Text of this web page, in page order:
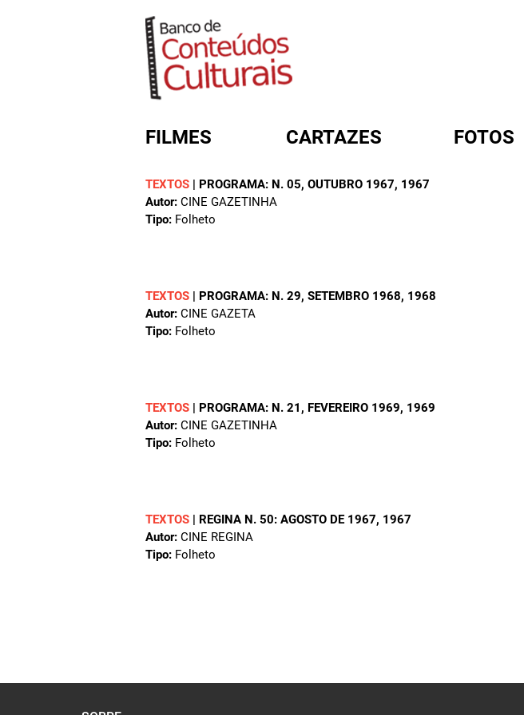
FILMES CARTAZES FOTOS
TEXTOS | PROGRAMA: N. 05, OUTUBRO 1967, 1967
Autor: CINE GAZETINHA
Tipo: Folheto
TEXTOS | PROGRAMA: N. 29, SETEMBRO 1968, 1968
Autor: CINE GAZETA
Tipo: Folheto
TEXTOS | PROGRAMA: N. 21, FEVEREIRO 1969, 1969
Autor: CINE GAZETINHA
Tipo: Folheto
TEXTOS | REGINA N. 50: AGOSTO DE 1967, 1967
Autor: CINE REGINA
Tipo: Folheto
FORMULÁRIO DE BUSCA